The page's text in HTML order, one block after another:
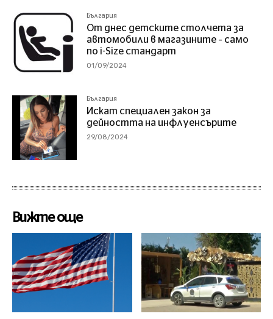
България
От днес детските столчета за
автомобили в магазините – само
по i-Size стандарт
01/09/2024
България
Искат специален закон за
дейността на инфлуенсърите
29/08/2024
Вижте още